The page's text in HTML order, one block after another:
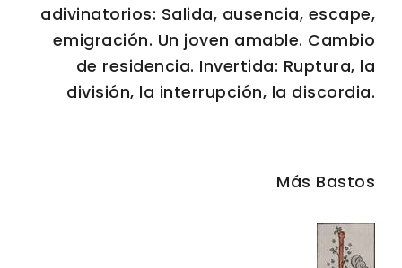
adivinatorios: Salida, ausencia, escape,
emigración. Un joven amable. Cambio
de residencia. Invertida: Ruptura, la
división, la interrupción, la discordia.
Más Bastos